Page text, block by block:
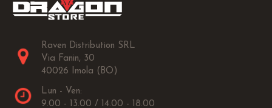
Raven Distribution SRL
Via Fanin, 30
40026 Imola (BO)
Lun - Ven:
9.00 - 13.00 / 14.00 - 18.00